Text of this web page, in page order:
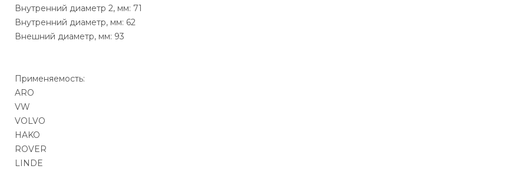
Внутренний диаметр 2, мм: 71
Внутренний диаметр, мм: 62
Внешний диаметр, мм: 93
Применяемость:
ARO
VW
VOLVO
HAKO
ROVER
LINDE